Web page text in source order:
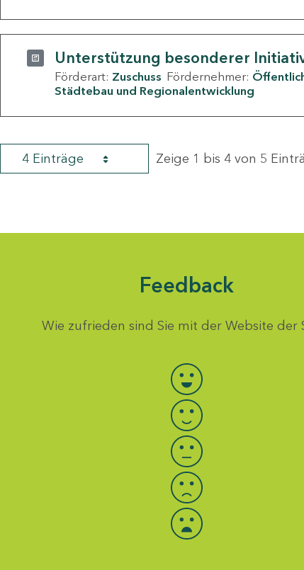
Unterstützung besonderer
Förderart: Zuschuss Fördernehmer:
Städtebau und Regionalentwicklung
4 Einträge Zeige 1 bis 4 von 5
Feedback
Wie zufrieden sind Sie mit der Website der
Bewertung auswählen